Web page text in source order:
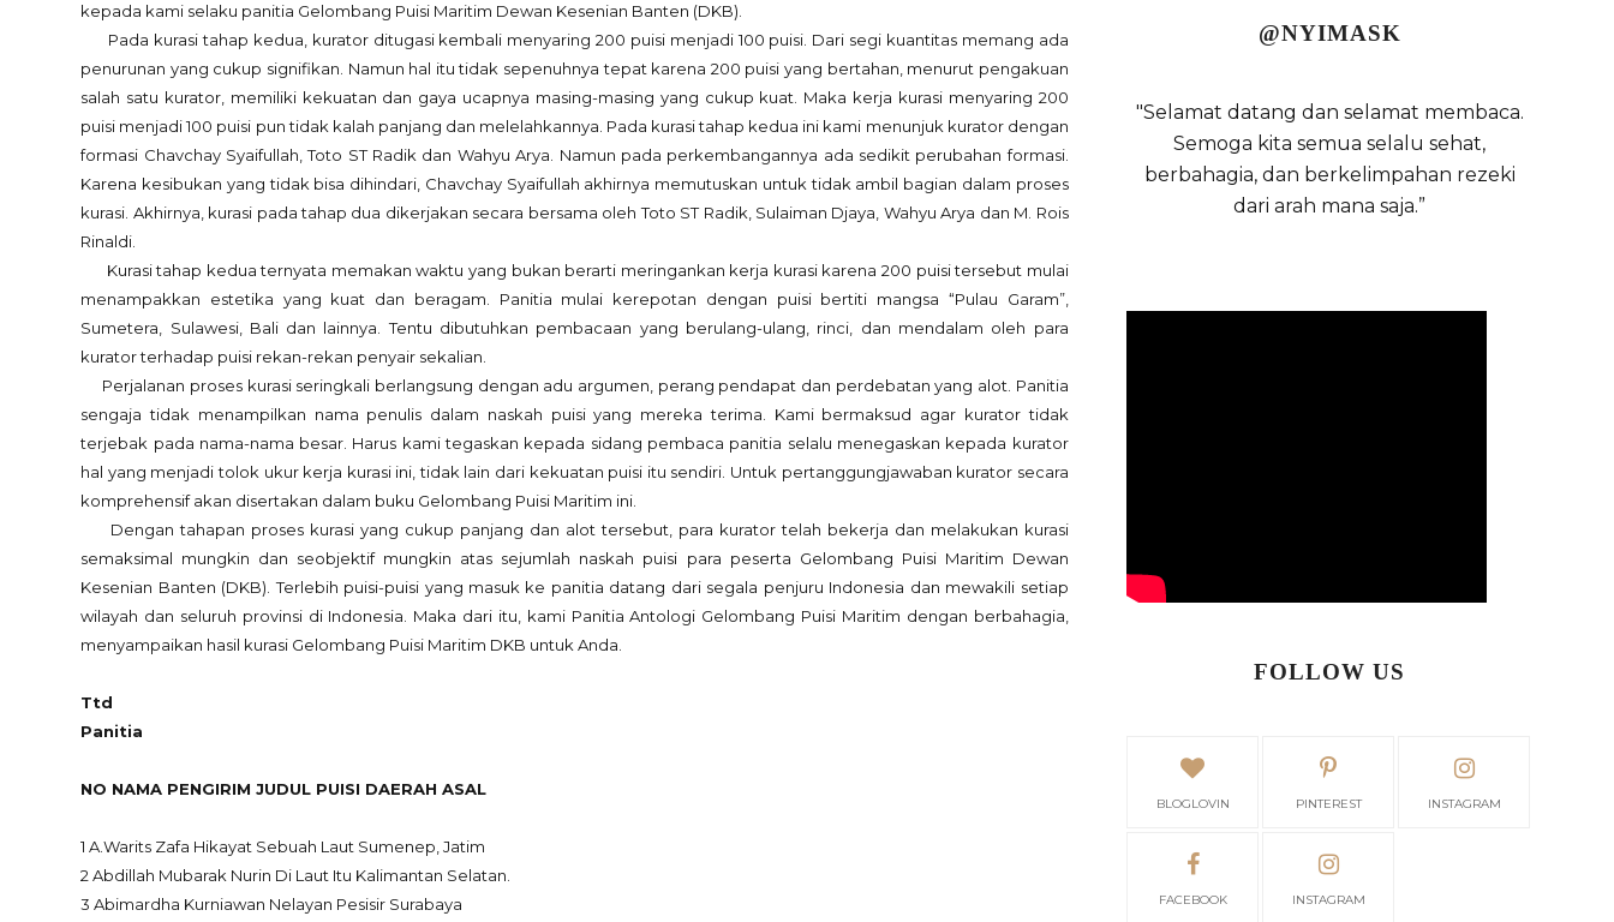
kepada kami selaku panitia Gelombang Puisi Maritim Dewan Kesenian Banten (DKB).
Pada kurasi tahap kedua, kurator ditugasi kembali menyaring 200 puisi menjadi 100 puisi. Dari segi kuantitas memang ada
penurunan yang cukup signifikan. Namun hal itu tidak sepenuhnya tepat karena 200 puisi yang bertahan, menurut pengakuan
salah satu kurator, memiliki kekuatan dan gaya ucapnya masing-masing yang cukup kuat. Maka kerja kurasi menyaring 200
puisi menjadi 100 puisi pun tidak kalah panjang dan melelahkannya. Pada kurasi tahap kedua ini kami menunjuk kurator dengan
formasi Chavchay Syaifullah, Toto ST Radik dan Wahyu Arya. Namun pada perkembangannya ada sedikit perubahan formasi.
Karena kesibukan yang tidak bisa dihindari, Chavchay Syaifullah akhirnya memutuskan untuk tidak ambil bagian dalam proses
kurasi. Akhirnya, kurasi pada tahap dua dikerjakan secara bersama oleh Toto ST Radik, Sulaiman Djaya, Wahyu Arya dan M. Rois
Rinaldi.
Kurasi tahap kedua ternyata memakan waktu yang bukan berarti meringankan kerja kurasi karena 200 puisi tersebut mulai
menampakkan estetika yang kuat dan beragam. Panitia mulai kerepotan dengan puisi bertiti mangsa “Pulau Garam”,
Sumetera, Sulawesi, Bali dan lainnya. Tentu dibutuhkan pembacaan yang berulang-ulang, rinci, dan mendalam oleh para
kurator terhadap puisi rekan-rekan penyair sekalian.
Perjalanan proses kurasi seringkali berlangsung dengan adu argumen, perang pendapat dan perdebatan yang alot. Panitia
sengaja tidak menampilkan nama penulis dalam naskah puisi yang mereka terima. Kami bermaksud agar kurator tidak
terjebak pada nama-nama besar. Harus kami tegaskan kepada sidang pembaca panitia selalu menegaskan kepada kurator
hal yang menjadi tolok ukur kerja kurasi ini, tidak lain dari kekuatan puisi itu sendiri. Untuk pertanggungjawaban kurator secara
komprehensif akan disertakan dalam buku Gelombang Puisi Maritim ini.
Dengan tahapan proses kurasi yang cukup panjang dan alot tersebut, para kurator telah bekerja dan melakukan kurasi
semaksimal mungkin dan seobjektif mungkin atas sejumlah naskah puisi para peserta Gelombang Puisi Maritim Dewan
Kesenian Banten (DKB). Terlebih puisi-puisi yang masuk ke panitia datang dari segala penjuru Indonesia dan mewakili setiap
wilayah dan seluruh provinsi di Indonesia. Maka dari itu, kami Panitia Antologi Gelombang Puisi Maritim dengan berbahagia,
menyampaikan hasil kurasi Gelombang Puisi Maritim DKB untuk Anda.
Ttd
Panitia
NO NAMA PENGIRIM JUDUL PUISI DAERAH ASAL
1 A.Warits Zafa Hikayat Sebuah Laut Sumenep, Jatim
2 Abdillah Mubarak Nurin Di Laut Itu Kalimantan Selatan.
3 Abimardha Kurniawan Nelayan Pesisir Surabaya
@NYIMASK
"Selamat datang dan selamat membaca.
Semoga kita semua selalu sehat,
berbahagia, dan berkelimpahan rezeki
dari arah mana saja.”
FOLLOW US
BLOGLOVIN PINTEREST INSTAGRAM
FACEBOOK INSTAGRAM